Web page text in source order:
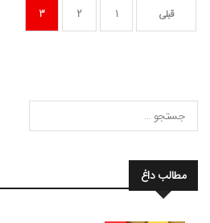
قبلی 1
2
3
مطالب داغ